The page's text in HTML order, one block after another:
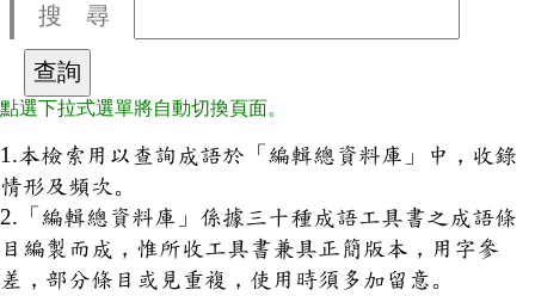
搜 尋
點選下拉式選單將自動切換頁面。
1.本檢索用以查詢成語於「編輯總資料庫」中，收錄
情形及頻次。
2.「編輯總資料庫」係據三十種成語工具書之成語條
目編製而成，惟所收工具書兼具正簡版本，用字參
差，部分條目或見重複，使用時須多加留意。